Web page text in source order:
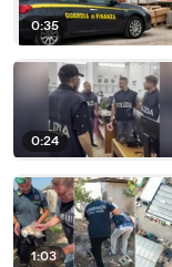
0:35
0:24
1:03